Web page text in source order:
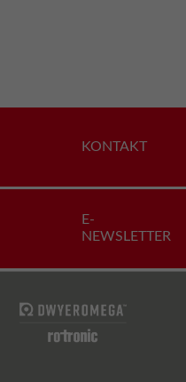
KONTAKT
E-
NEWSLETTER